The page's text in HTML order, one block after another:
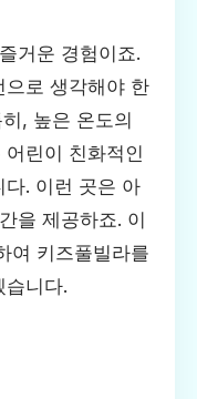
거운 경험이죠.
로 생각해야 한
, 높은 온도의
어린이 친화적인
다. 이런 곳은 아
을 제공하죠. 이
여 키즈풀빌라를
습니다.